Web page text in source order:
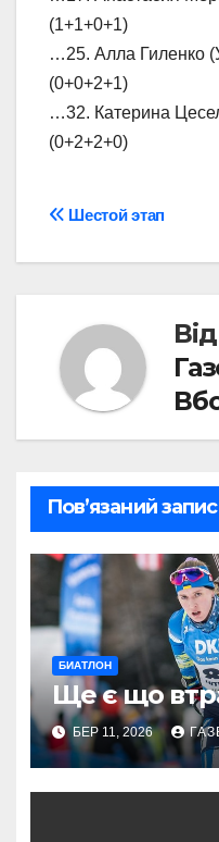
(1+1+0+1)
…25. Алла Гиленко
(0+0+2+1)
…32. Катерина
(0+2+2+0)
Навігація
записів
Шестой этап
Від
Пов’язаний запис
БИАТЛОН
Ще є що
БЕР 11, 2026